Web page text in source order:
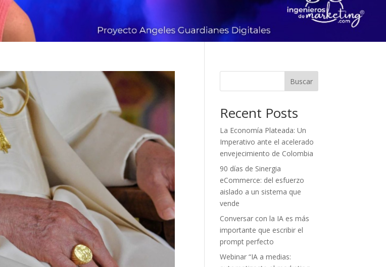
Buscar
Recent Posts
La Economía Plateada: Un
Imperativo ante el acelerado
envejecimiento de Colombia
90 días de Sinergia
eCommerce: del esfuerzo
aislado a un sistema que
vende
Conversar con la IA es más
importante que escribir el
prompt perfecto
Webinar “IA a medias: